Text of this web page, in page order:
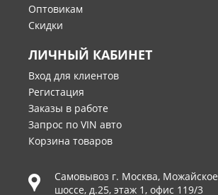
Оптовикам
Скидки
ЛИЧНЫЙ КАБИНЕТ
Вход для клиентов
Регистация
Заказы в работе
Запрос по VIN авто
Корзина товаров
Самовывоз г. Москва, Можайское
шоссе, д.25, этаж 1, офис 119/3